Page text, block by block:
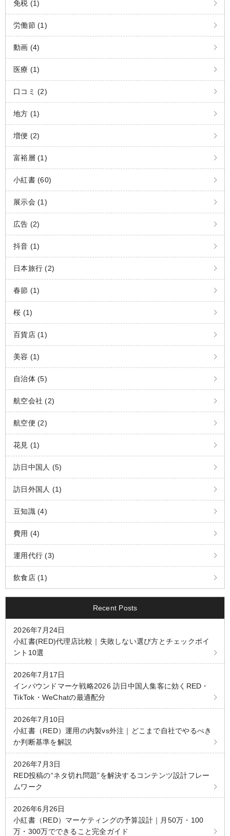
免税 (1)
労働節 (1)
動画 (4)
医療 (1)
口コミ (2)
地方 (1)
増便 (2)
富裕層 (1)
小紅書 (60)
展示会 (1)
広告 (2)
抖音 (1)
日本旅行 (2)
春節 (1)
桜 (1)
百貨店 (1)
美容 (1)
自治体 (5)
航空会社 (2)
航空便 (2)
花見 (1)
訪日中国人 (5)
訪日外国人 (1)
豆知識 (4)
費用 (4)
運用代行 (3)
飲食店 (1)
Recent Posts
2026年7月24日
小紅書(RED)代理店比較｜失敗しない選び方とチェックポイ
ント10選
2026年7月17日
インバウンドマーケ戦略2026 訪日中国人集客に効くRED・
TikTok・WeChatの最適配分
2026年7月10日
小紅書（RED）運用の内製vs外注｜どこまで自社でやるべき
か判断基準を解説
2026年7月3日
RED投稿の“ネタ切れ問題”を解決するコンテンツ設計フレー
ムワーク
2026年6月26日
小紅書（RED）マーケティングの予算設計｜月50万・100
万・300万でできること完全ガイド